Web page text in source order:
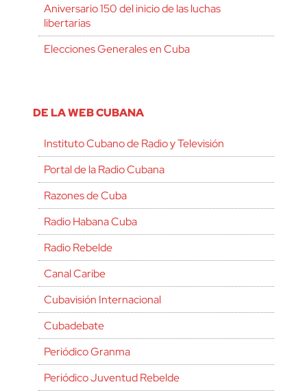
Aniversario 150 del inicio de las luchas
libertarias
Elecciones Generales en Cuba
DE LA WEB CUBANA
Instituto Cubano de Radio y Televisión
Portal de la Radio Cubana
Razones de Cuba
Radio Habana Cuba
Radio Rebelde
Canal Caribe
Cubavisión Internacional
Cubadebate
Periódico Granma
Periódico Juventud Rebelde